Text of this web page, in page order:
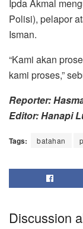
Ipda Akmal
Polisi), pelapor
Isman.
“Kami akan
kami proses,”
Reporter:
Editor: Hanapi
Tags: batahan
Discussion